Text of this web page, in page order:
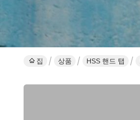
집 상품 HSS 핸드 탭